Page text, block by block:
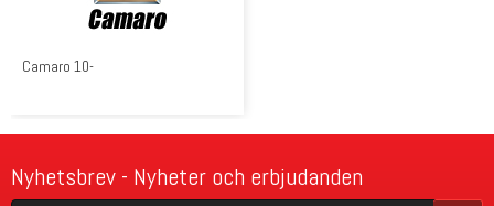
Camaro 10-
Nyhetsbrev - Nyheter och erbjudanden